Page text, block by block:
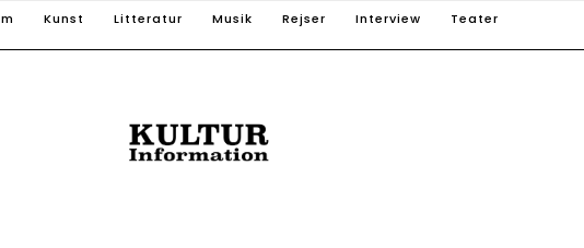
Kunst Litteratur Musik Rejser Interview Teater